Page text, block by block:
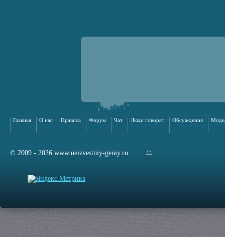
Главная О нас Правила Форум Чат Люди говорят Обсуждения
© 2009 - 2026 www.neizvestniy-geniy.ru
сайта